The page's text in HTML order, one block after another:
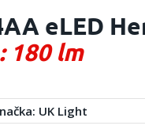
eLED
180 lm
UK Light